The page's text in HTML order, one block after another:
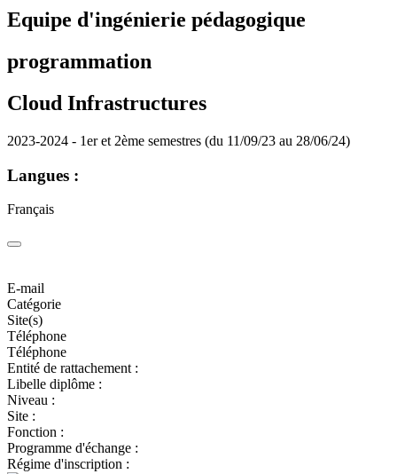
Equipe d'ingénierie pédagogique
programmation
Cloud Infrastructures
2023-2024 - 1er et 2ème semestres (du 11/09/23 au 28/06/24)
Langues :
Français
E-mail
Catégorie
Site(s)
Téléphone
Téléphone
Entité de rattachement :
Libelle diplôme :
Niveau :
Site :
Fonction :
Programme d'échange :
Régime d'inscription :